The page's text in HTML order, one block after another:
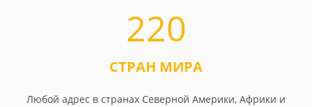
220
СТРАН МИРА
Любой адрес в странах Северной Америки, Африки и